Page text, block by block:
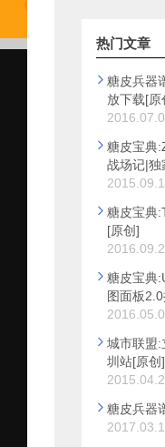
热门文章
糖皮兵器
放下载[原
糖皮宝典
战场记|独
糖皮宝典
[原创]
糖皮宝典
图面板
城市联盟
圳站[原创]
糖皮兵器